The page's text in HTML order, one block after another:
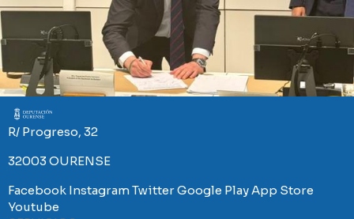
Imaxe
R/ Progreso, 32
32003 OURENSE
Facebook InstagramTwitterGoogle PlayApp Store
Youtube